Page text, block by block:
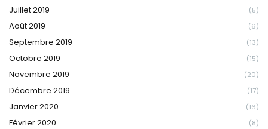
Juillet 2019 (5)
Août 2019 (6)
Septembre 2019 (13)
Octobre 2019 (15)
Novembre 2019 (20)
Décembre 2019 (17)
Janvier 2020 (16)
Février 2020 (8)